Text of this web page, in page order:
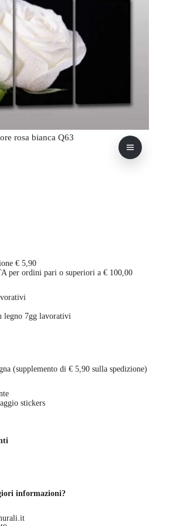
rosa bianca Q63
€ 5,90
per ordini pari o superiori a € 100,00
legno 7gg lavorativi
(supplemento di € 5,90 sulla spedizione)
stickers
informazioni?